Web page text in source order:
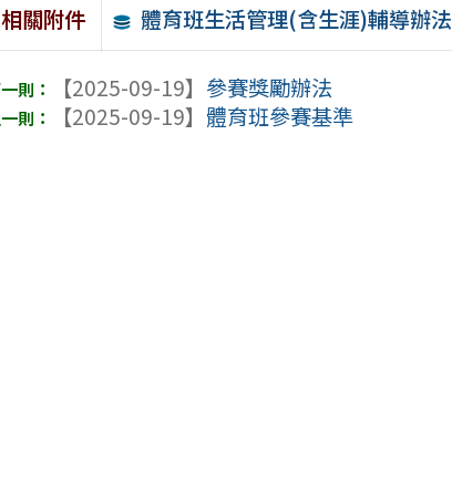
相關附件 體育班生活管理(含生涯)輔導辦法
【2025-09-19】 參賽獎勵辦法
【2025-09-19】 體育班參賽基準